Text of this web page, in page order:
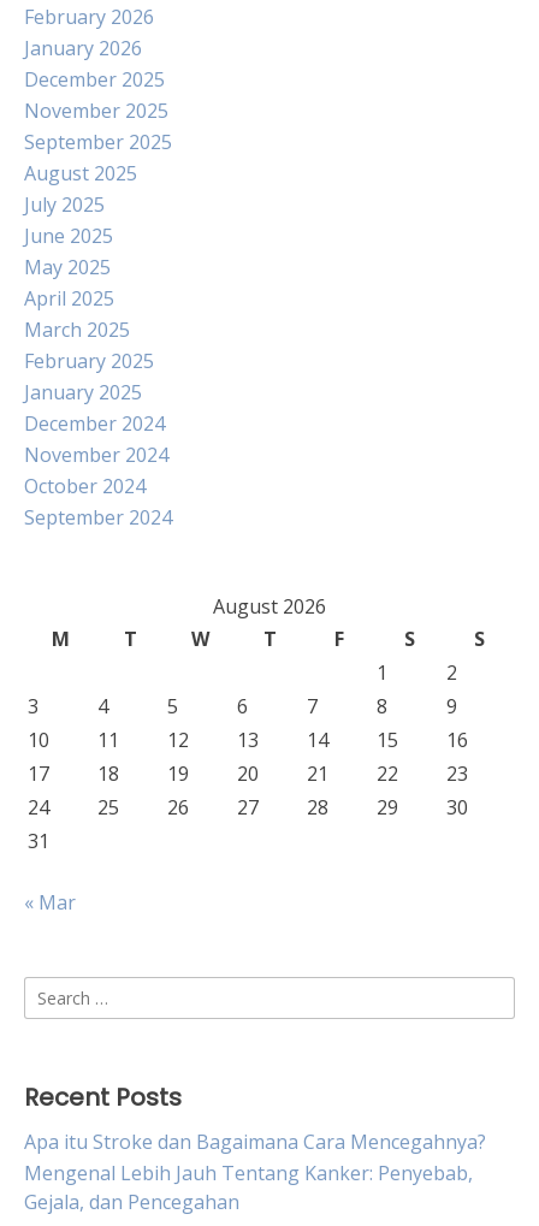
February 2026
January 2026
December 2025
November 2025
September 2025
August 2025
July 2025
June 2025
May 2025
April 2025
March 2025
February 2025
January 2025
December 2024
November 2024
October 2024
September 2024
August 2026
M
T W T F S
S
1
2
3
4 5 6 7 8
9
10
11 12 13 14 15
16
17
18 19 20 21 22
23
24
25 26 27 28 29
30
31
« Mar
Search
for:
Recent Posts
Apa itu Stroke dan Bagaimana Cara Mencegahnya?
Mengenal Lebih Jauh Tentang Kanker: Penyebab,
Gejala, dan Pencegahan